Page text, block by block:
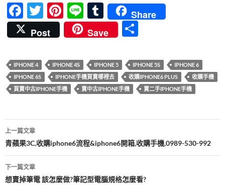
F
ac
e
b
o
o
T
w
itt
er
Pi
nt
er
es
t
Li
n
e
T
u
m
bl
r
Share
Post
Save
IPHONE 4 IPHONE 4S IPHONE 5 IPHONE 5S
IPHONE 6
IPHONE 6S
IPHONE手機買賣哪裡去 收購IPHONE6 PLUS
收購手機
買賣中古IPHONE手機
賣中古IPHONE手機 賣二手IPHONE手機
文
章
導
覽
上一篇文章
青蘋果3C,收購iphone6流程&iphone6開箱,收購手機,0989-530-992
下一篇文章
想賣掉筆電 該怎麼做?筆記型電腦規格怎麼看?